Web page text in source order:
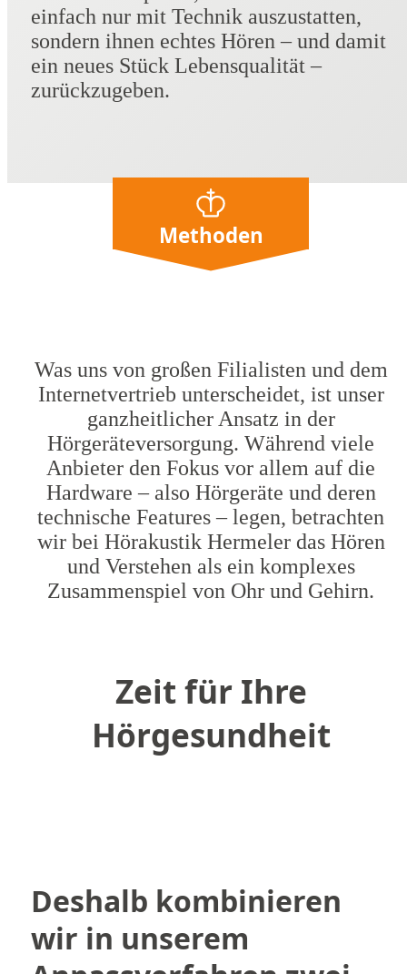
einfach nur mit Technik auszustatten,
sondern ihnen echtes Hören – und damit
ein neues Stück Lebensqualität –
zurückzugeben.
Methoden
Zeit für Ihre
Hörgesundheit
Was uns von großen Filialisten und dem
Internetvertrieb unterscheidet, ist unser
ganzheitlicher Ansatz in der
Hörgeräteversorgung. Während viele
Anbieter den Fokus vor allem auf die
Hardware – also Hörgeräte und deren
technische Features – legen, betrachten
wir bei Hörakustik Hermeler das Hören
und Verstehen als ein komplexes
Zusammenspiel von Ohr und Gehirn.
Deshalb kombinieren
wir in unserem